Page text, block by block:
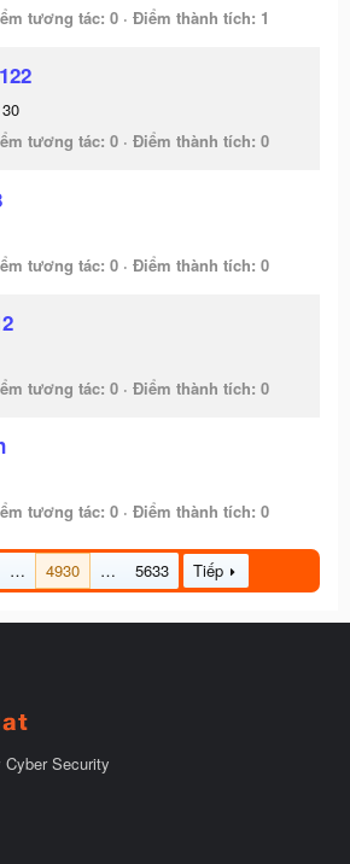
tương tác 0 Điểm thành tích 1
30
tương tác 0 Điểm thành tích 0
tương tác 0 Điểm thành tích 0
tương tác 0 Điểm thành tích 0
tương tác 0 Điểm thành tích 0
… 4930 … 5633 Tiếp
Cyber Security